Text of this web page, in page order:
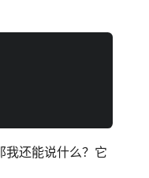
我还能说什么？它